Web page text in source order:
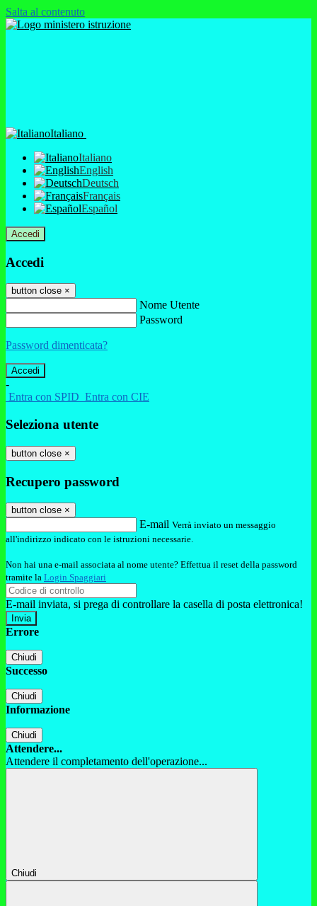
Salta al contenuto
Italiano
Italiano
English
Deutsch
Français
Español
Accedi
Accedi
button close ×
Nome Utente
Password
Password dimenticata?
-
Entra con SPID Entra con CIE
Seleziona utente
button close ×
Recupero password
button close ×
E-mail Verrà inviato un messaggio
all'indirizzo indicato con le istruzioni necessarie.
Non hai una e-mail associata al nome utente? Effettua il reset della password
tramite la Login Spaggiari
E-mail inviata, si prega di controllare la casella di posta elettronica!
Errore
Chiudi
Successo
Chiudi
Informazione
Chiudi
Attendere...
Attendere il completamento dell'operazione...
Chiudi